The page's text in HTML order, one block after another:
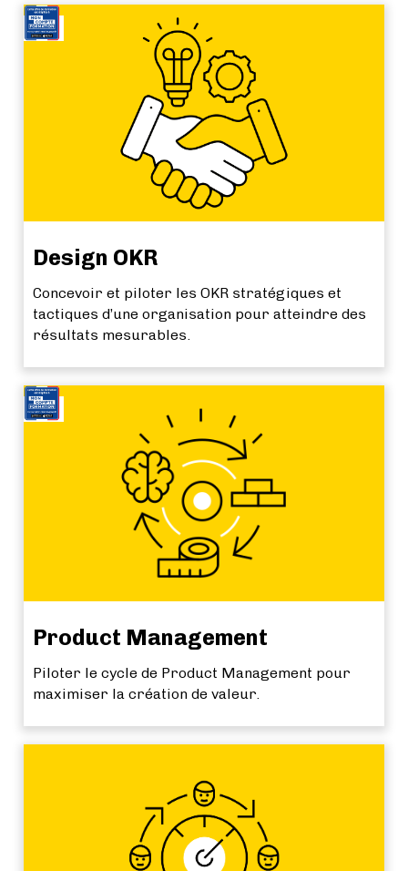
NEW
Design OKR
Concevoir et piloter les OKR stratégiques et
tactiques d’une organisation pour atteindre des
résultats mesurables.
NEW
Product Management
Piloter le cycle de Product Management pour
maximiser la création de valeur.